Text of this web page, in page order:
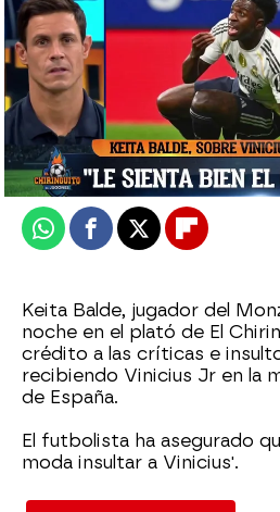
El Chiringuito
Publicado: 26 de agosto de
WhatsappFacebook
X Flipboard
Keita Balde, jugador del
noche en el plató de El
crédito a las críticas e
recibiendo Vinicius Jr en la
de España.
El futbolista ha asegurado
moda insultar a Vinicius'.